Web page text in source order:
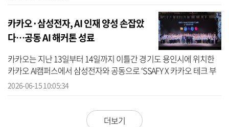
카카오·삼성전자, AI 인재 양성 손잡았
다…공동 AI 해커톤 성료
카카오는 지난 13일부터 14일까지 이틀간 경기도 용인시에 위치한
카카오 AI캠퍼스에서 삼성전자와 공동으로 ‘SSAFY X 카카오 테크 부
트캠프 AI 해커톤’을 개최했다고 15일 밝혔다. 이번 행사는 양사가 운
2026-06-15 10:05:34
더보기